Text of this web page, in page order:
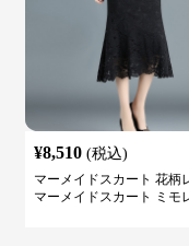
¥8,510 (税込)
マーメイドスカート 花柄
マーメイドスカート ミモ